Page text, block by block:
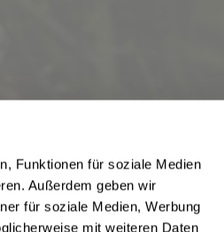
Funktionen für soziale Medien
Außerdem geben wir
für soziale Medien, Werbung
mit weiteren Daten